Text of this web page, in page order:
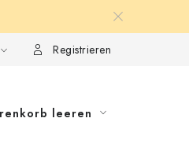
Registrieren
leeren